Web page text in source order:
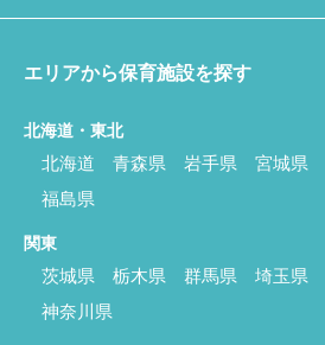
エリアから保育施設を探す
北海道・東北
北海道 青森県 岩手県 宮城県
福島県
関東
茨城県 栃木県 群馬県 埼玉県
神奈川県